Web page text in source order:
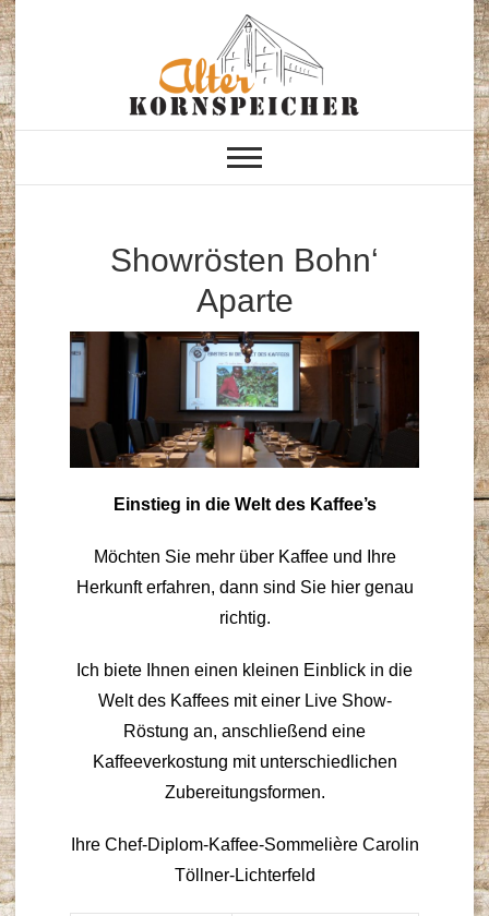
Skip
to
content
Alter Kornspeicher
Neustrelitz
Showrösten Bohn‘
Aparte
Einstieg in die Welt des Kaffee’s
Möchten Sie mehr über Kaffee und Ihre
Herkunft erfahren, dann sind Sie hier genau
richtig.
Ich biete Ihnen einen kleinen Einblick in die
Welt des Kaffees mit einer Live Show-
Röstung an, anschließend eine
Kaffeeverkostung mit unterschiedlichen
Zubereitungsformen.
Ihre Chef-Diplom-Kaffee-Sommelière Carolin
Töllner-Lichterfeld